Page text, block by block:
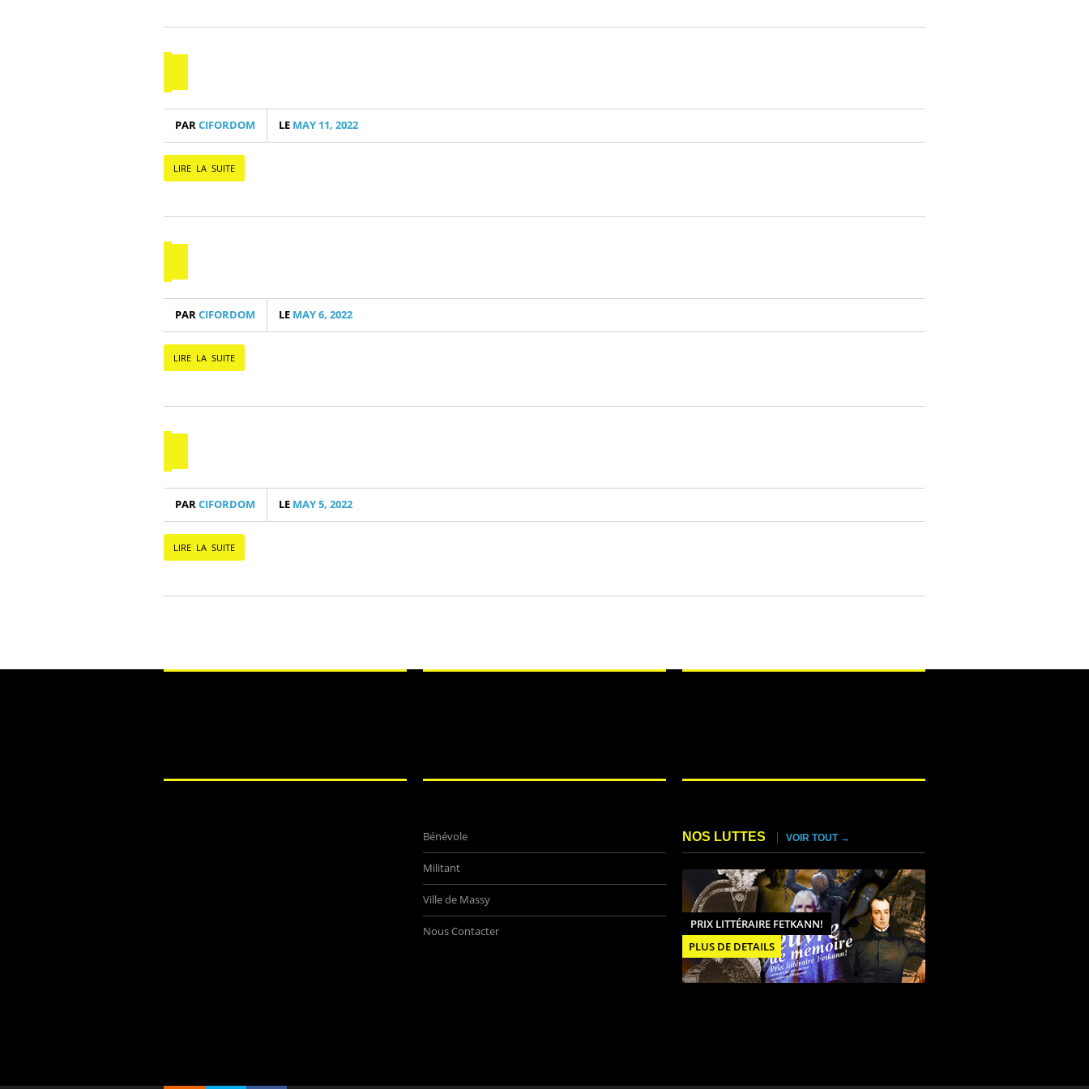
PARCIFORDOM LE MAY 11, 2022
LIRE LA SUITE
PARCIFORDOM LE MAY 6, 2022
LIRE LA SUITE
PARCIFORDOM LE MAY 5, 2022
LIRE LA SUITE
Bénévole
Militant
Ville de Massy
Nous Contacter
NOS LUTTES VOIR TOUT →
PRIX LITTÉRAIRE FETKANN!
PLUS DE DETAILS